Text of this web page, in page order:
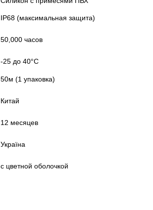
IP68 (максимальная защита)
50,000 часов
-25 до 40°С
50м (1 упаковка)
Китай
12 месяцев
Україна
с цветной оболочкой